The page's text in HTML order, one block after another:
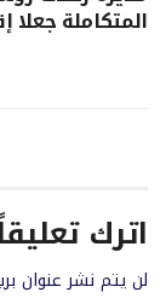
المتكاملة
اترك
لن يتم نشر عنوان